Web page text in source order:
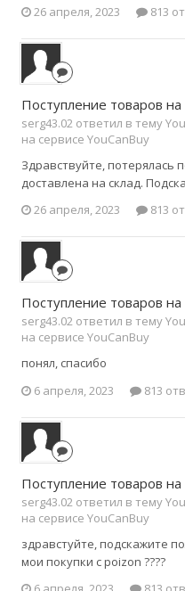
26 апреля, 2023
813
Поступление товаров
serg43.02 ответил в тему
на сервисе YouCanBuy
Здравствуйте, потерялась
доставлена на склад.
26 апреля, 2023
813
Поступление товаров
serg43.02 ответил в тему
на сервисе YouCanBuy
понял, спасибо
6 апреля, 2023
813
Поступление товаров
serg43.02 ответил в тему
на сервисе YouCanBuy
здравстуйте, подскажите
мои покупки с poizon ????